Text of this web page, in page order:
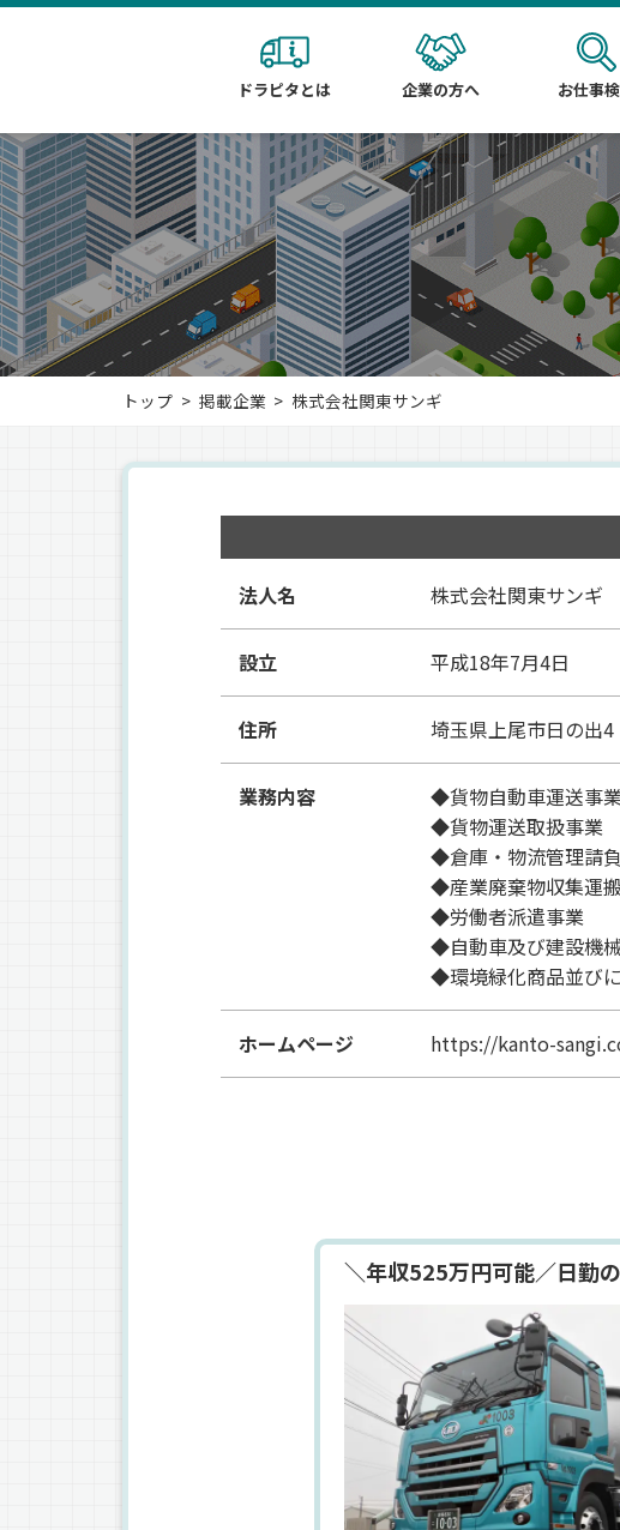
ドラピタとは 企業の方へ お仕事
トップ 掲載企業 株式会社関東サンギ
法人名
株式会社関東サンギ
設立 平成18年7月4日
住所 埼玉県上尾市日の出
業務内容
◆貨物自動車運送事
◆貨物運送取扱事業
◆倉庫・物流管理請
◆産業廃棄物収集運
◆労働者派遣事業
◆自動車及び建設機
◆環境緑化商品並び
ホームページ https://kanto-
＼年収525万円可能／日勤